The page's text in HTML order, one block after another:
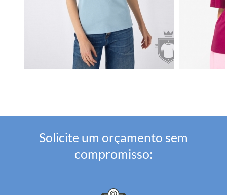
Solicite um orçamento sem
compromisso: